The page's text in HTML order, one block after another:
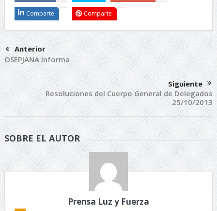
Comparte Comparte
Anterior
OSEPJANA Informa
Siguiente
Resoluciones del Cuerpo General de Delegados
25/10/2013
SOBRE EL AUTOR
Prensa Luz y Fuerza